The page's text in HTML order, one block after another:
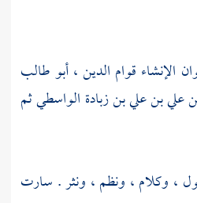
الإنشاء قوام الدين ، أبو طالب
علي بن علي بن زبادة الواسطي ثم
، وكلام ، ونظم ، ونثر . سارت